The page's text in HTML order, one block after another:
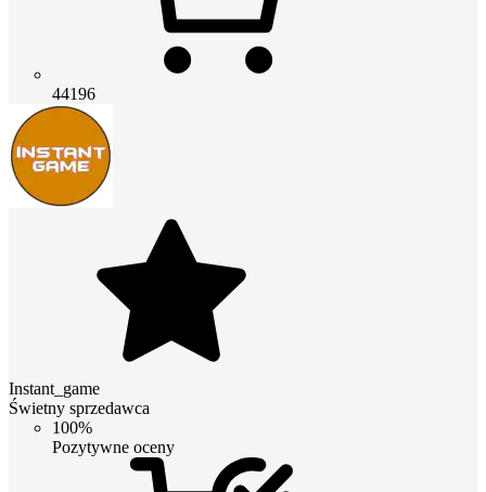
44196
Instant_game
Świetny sprzedawca
100%
Pozytywne oceny